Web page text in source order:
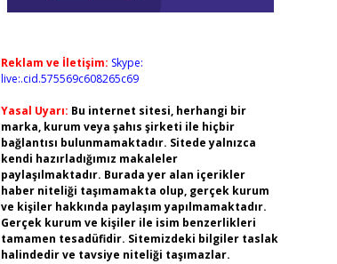
Reklam ve İletişim: Skype:
live:.cid.575569c608265c69
Yasal Uyarı: Bu internet sitesi, herhangi bir
marka, kurum veya şahıs şirketi ile hiçbir
bağlantısı bulunmamaktadır. Sitede yalnızca
kendi hazırladığımız makaleler
paylaşılmaktadır. Burada yer alan içerikler
haber niteliği taşımamakta olup, gerçek kurum
ve kişiler hakkında paylaşım yapılmamaktadır.
Gerçek kurum ve kişiler ile isim benzerlikleri
tamamen tesadüfidir. Sitemizdeki bilgiler taslak
halindedir ve tavsiye niteliği taşımazlar.